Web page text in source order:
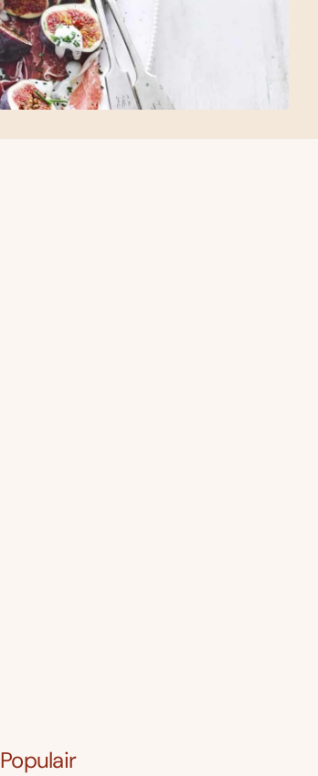
Populair